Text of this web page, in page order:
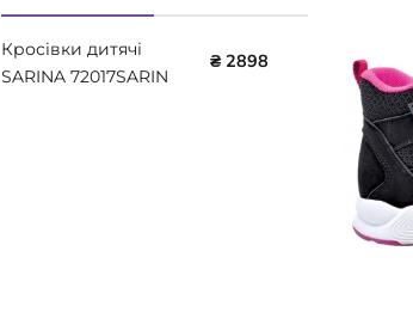
Кросівки дитячі
SARINA 72017SARIN
₴ 2898